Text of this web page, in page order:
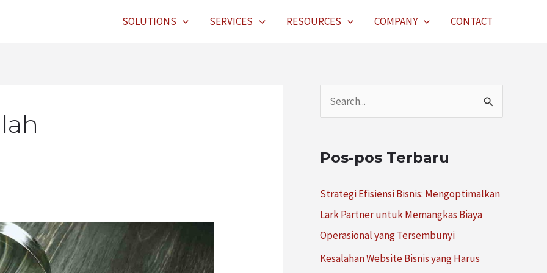
SOLUTIONS SERVICES RESOURCES COMPANY CONTACT
i
u
n
t
Pos-pos Terbaru
Strategi Efisiensi Bisnis: Mengoptimalkan
Lark Partner untuk Memangkas Biaya
Operasional yang Tersembunyi
Kesalahan Website Bisnis yang Harus